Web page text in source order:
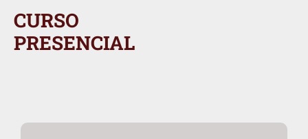
CURSO
PRESENCIAL